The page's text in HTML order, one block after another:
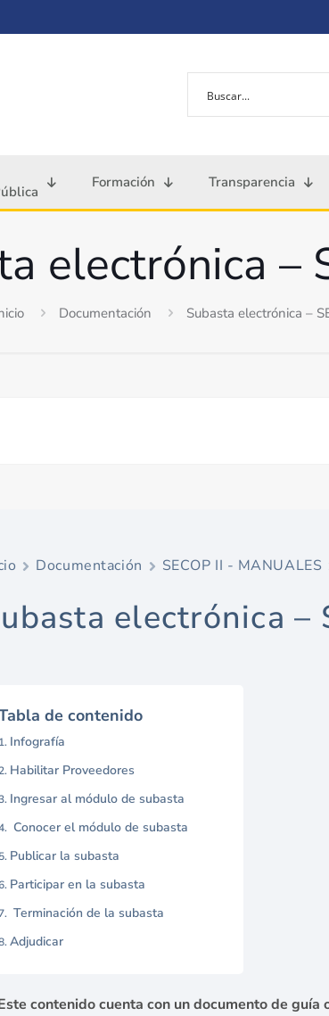
Formación Transparencia
electrónica –
Documentación Subasta electrónica –
Documentación SECOP II - MANUALES
electrónica –
de contenido
Infografía
Habilitar Proveedores
Ingresar al módulo de subasta
Conocer el módulo de subasta
Publicar la subasta
Participar en la subasta
Terminación de la subasta
Adjudicar
contenido cuenta con un documento de guía